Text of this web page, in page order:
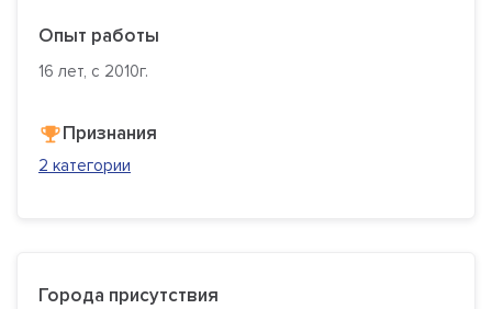
Опыт работы
16 лет, с 2010г.
Признания
2 категории
Города присутствия